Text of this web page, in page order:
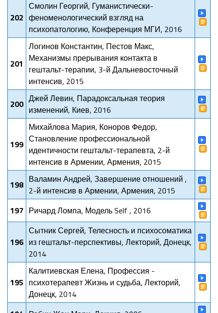
202
Смолин Георгий, Гуманистически-
феноменологический взгляд на
психопатологию, Конференция МГИ, 2016
201
Логинов Константин, Пестов Макс,
Механизмы прерывания контакта в
гештальт-терапии, 3-й Дальневосточный
интенсив, 2015
200 Джей Левин, Парадоксальная теория
изменений, Киев, 2016
199
Михайлова Мария, Коноров Федор,
Становление профессиональной
идентичности гештальт-терапевта, 2-й
интенсив в Армении, Армения, 2015
198 Валамин Андрей, Завершение отношений ,
2-й интенсив в Армении, Армения, 2015
197 Ричард Ломпа, Модель Self , 2016
196
Сытник Сергей, Телесность и психосоматика
из гештальт-перспективы, Лекторий, Донецк,
2014
195
Калитиевская Елена, Профессия -
психотерапевт Жизнь и судьба, Лекторий,
Донецк, 2014